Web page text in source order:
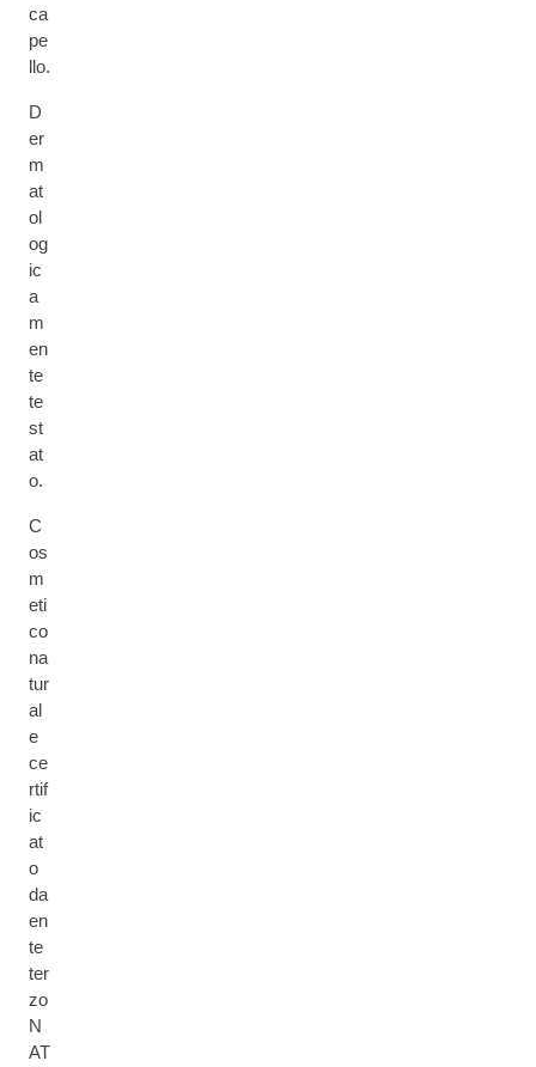
ca
pe
llo.
D
er
m
at
ol
og
ic
a
m
en
te
te
st
at
o.
C
os
m
eti
co
na
tur
al
e
ce
rtif
ic
at
o
da
en
te
ter
zo
N
AT